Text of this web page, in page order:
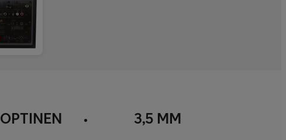
OPTINEN 3,5 MM